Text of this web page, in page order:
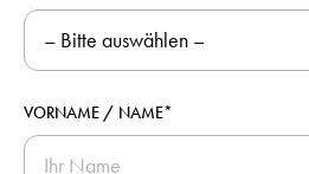
VORNAME / NAME*